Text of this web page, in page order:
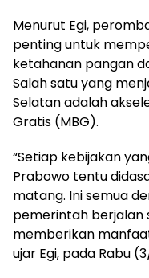
Menurut Egi,
penting untuk
ketahanan pangan
Salah satu yang
Selatan adalah
Gratis (MBG).
“Setiap kebijakan
Prabowo tentu
matang. Ini semua
pemerintah berjalan
memberikan
ujar Egi, pada Rabu